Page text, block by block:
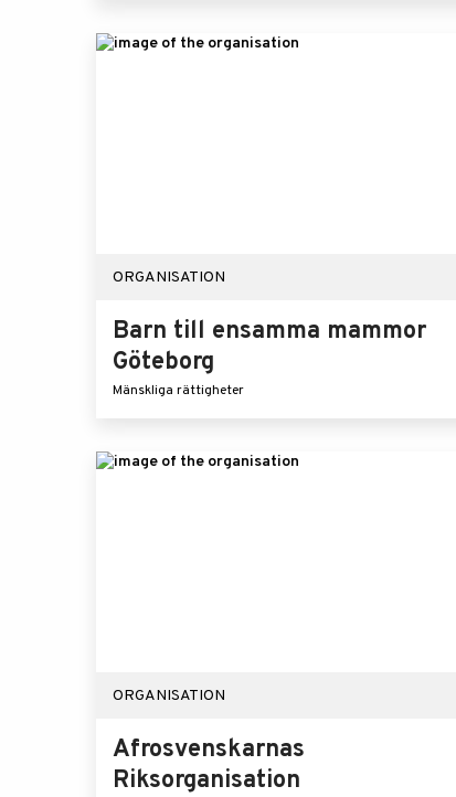
ORGANISATION
Barn till ensamma mammor
Göteborg
Mänskliga rättigheter
ORGANISATION
Afrosvenskarnas
Riksorganisation